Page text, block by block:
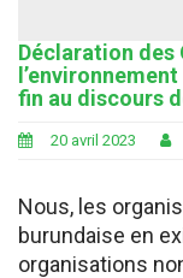
Déclaration des
fin au discours
20 avril 2023
Nous, les
burundaise en
organisations